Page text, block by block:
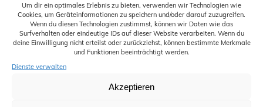
Um dir ein optimales Erlebnis zu bieten, verwenden wir Technologien wie
Cookies, um Geräteinformationen zu speichern und/oder darauf zuzugreifen.
Wenn du diesen Technologien zustimmst, können wir Daten wie das
Surfverhalten oder eindeutige IDs auf dieser Website verarbeiten. Wenn du
deine Einwilligung nicht erteilst oder zurückziehst, können bestimmte Merkmale
und Funktionen beeinträchtigt werden.
Dienste verwalten
Akzeptieren
Mehr erfahren...
20/01/2026
EU-Label zur Information der Verbraucher über
das gesetzliche Gewährleistungsrecht sowie